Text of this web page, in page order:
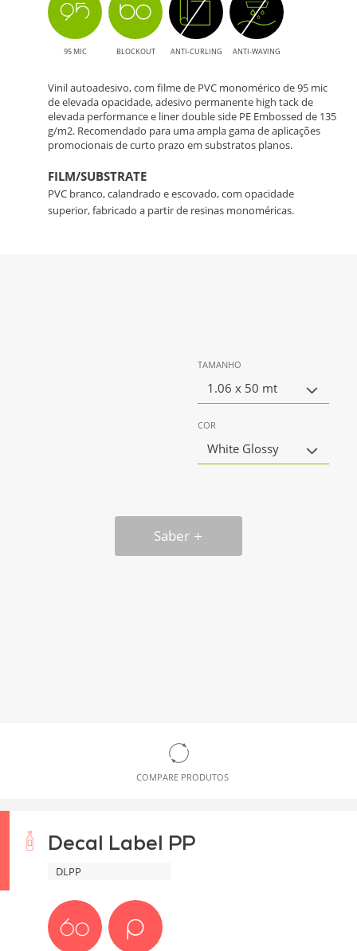
95 MIC BLOCKOUT ANTI-CURLING ANTI-WAVING
Vinil autoadesivo, com filme de PVC monomérico de 95 mic
de elevada opacidade, adesivo permanente high tack de
elevada performance e liner double side PE Embossed de 135
g/m2. Recomendado para uma ampla gama de aplicações
promocionais de curto prazo em substratos planos.
FILM/SUBSTRATE
PVC branco, calandrado e escovado, com opacidade
superior, fabricado a partir de resinas monoméricas.
TAMANHO
1.06 x 50 mt
COR
White Glossy
Saber
COMPARE PRODUTOS
Decal Label PP
DLPP